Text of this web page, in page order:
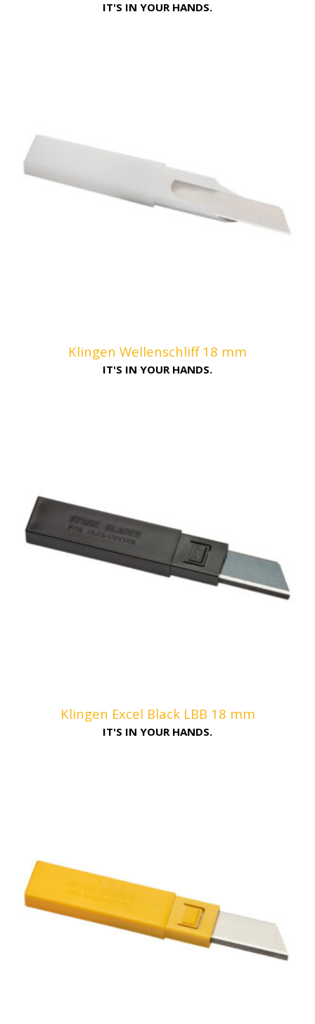
IT'S IN YOUR HANDS.
Klingen Wellenschliff 18 mm
IT'S IN YOUR HANDS.
Klingen Excel Black LBB 18 mm
IT'S IN YOUR HANDS.